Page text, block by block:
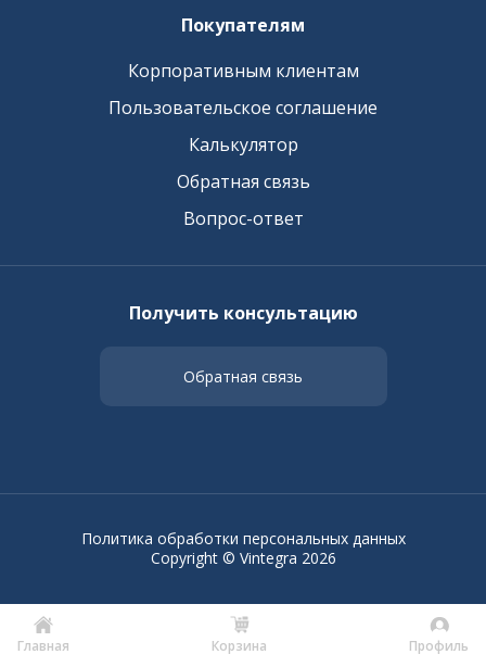
Главная Корзина Профиль
Покупателям
Корпоративным клиентам
Пользовательское соглашение
Калькулятор
Обратная связь
Вопрос-ответ
Получить консультацию
Обратная связь
Copyright © Vintegra 2026
Политика обработки персональных данных